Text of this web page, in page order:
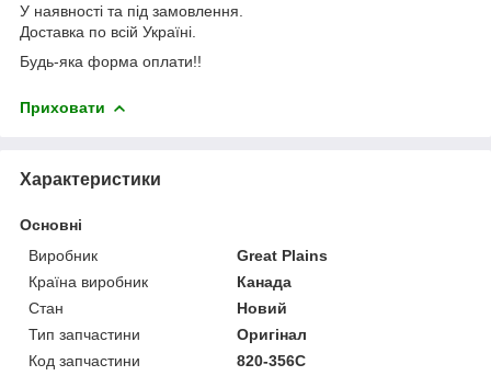
У наявності та під замовлення.
Доставка по всій Україні.
Будь-яка форма оплати!!
Приховати
Характеристики
Основні
Виробник
Great Plains
Країна виробник
Канада
Стан
Новий
Тип запчастини
Оригінал
Код запчастини
820-356C